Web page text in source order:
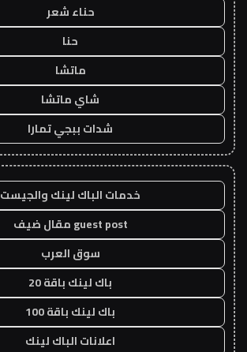
حناء شعر
حنا
ماتشا
شاي ماتشا
شدات ببجي تمارا
خدمات الباك لينك والجيست
guest post مقال ضيف
سوق العرب
باك لينك باقة 20
باك لينك باقة 100
اعلانات الباك لينك